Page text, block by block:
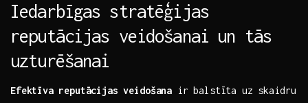
Iedarbīgas stratēģijas
reputācijas veidošanai ⁤un tās
uzturēšanai
Efektīva ⁤reputācijas‌ veidošana ir balstīta uz skaidru